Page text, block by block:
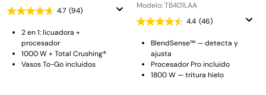
4.7 (94)
2 en 1: licuadora +
procesador
1000 W + Total Crushing®
Vasos To-Go incluidos
1800 W
Modelo: TB401LAA
4.4 (46)
BlendSense™ — detecta y
ajusta
Procesador Pro incluido
1800 W — tritura hielo